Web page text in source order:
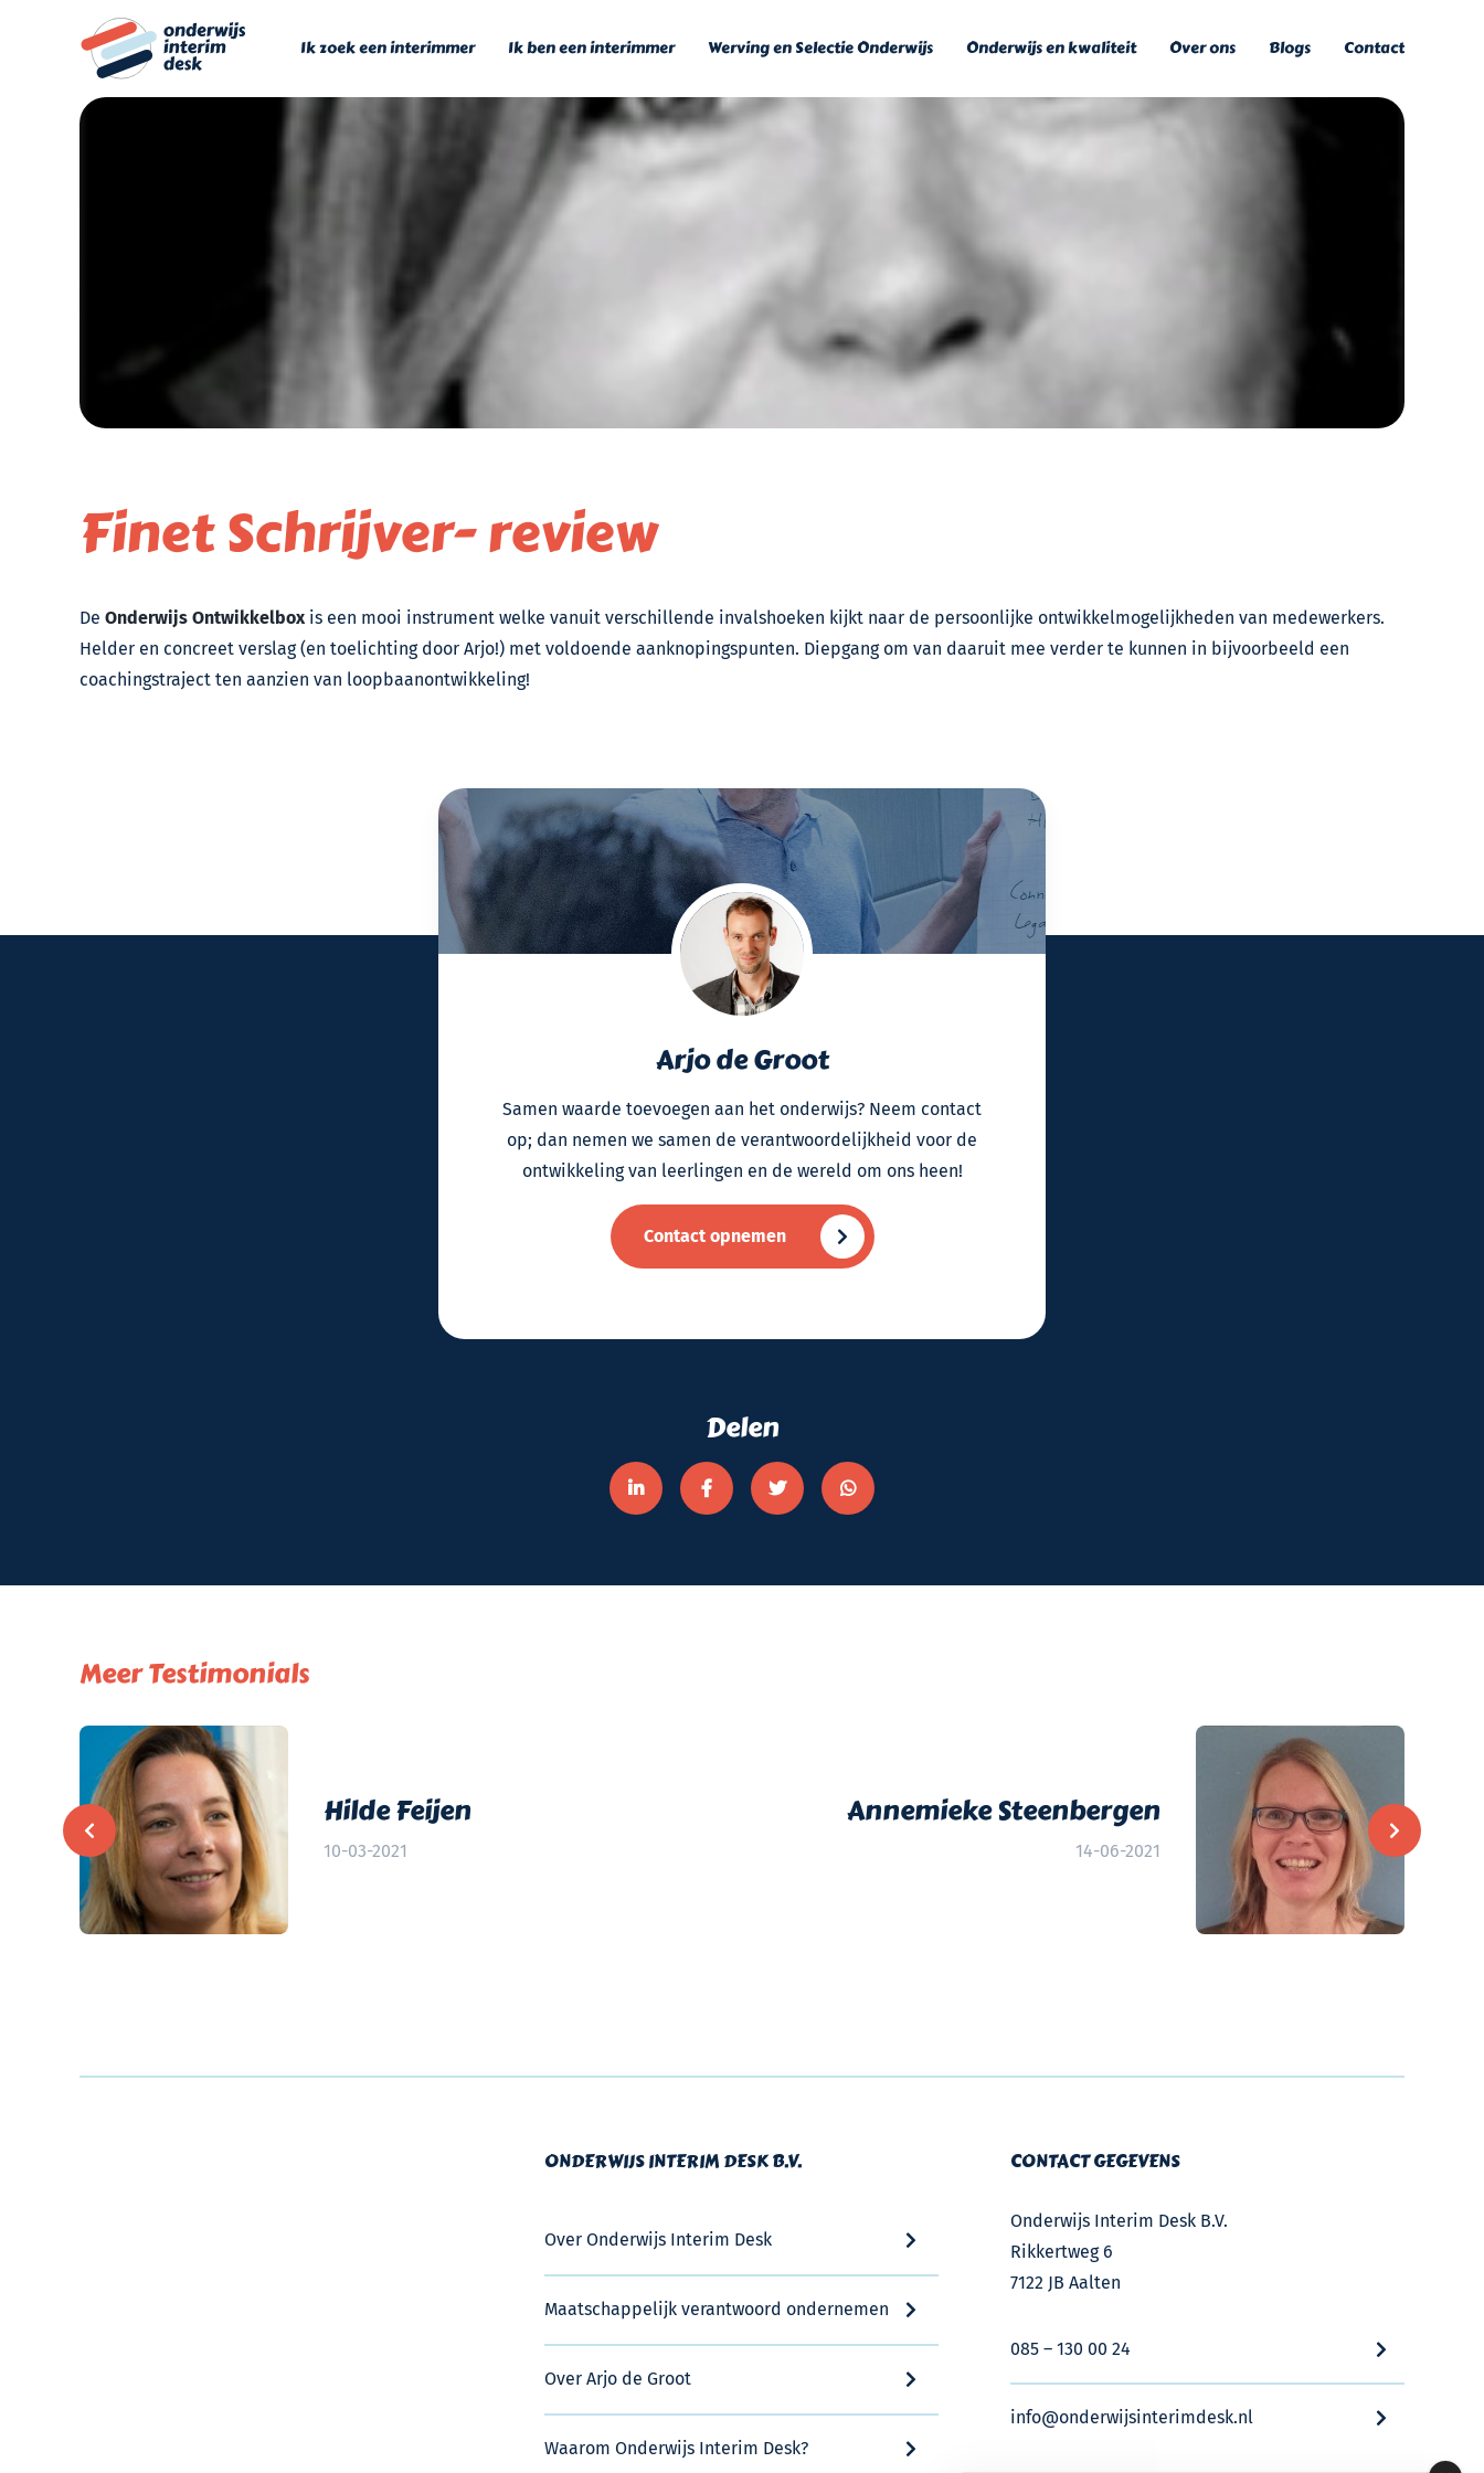
Ik zoek een interimmer Ik ben een interimmer Werving en Selectie Onderwijs Onderwijs en kwaliteit Over ons Blogs Contact
Finet Schrijver- review
De Onderwijs Ontwikkelboxis een mooi instrument welke vanuit verschillende invalshoeken kijkt naar de persoonlijke ontwikkelmogelijkheden van medewerkers.
Helder en concreet verslag (en toelichting door Arjo!) met voldoende aanknopingspunten. Diepgang om van daaruit mee verder te kunnen in bijvoorbeeld een
coachingstraject ten aanzien van loopbaanontwikkeling!
Arjo de Groot
Samen waarde toevoegen aan het onderwijs? Neem contact
op; dan nemen we samen de verantwoordelijkheid voor de
ontwikkeling van leerlingen en de wereld om ons heen!
Contact opnemen
Delen
Meer Testimonials
Hilde Feijen
10-03-2021
Annemieke Steenbergen
14-06-2021
ONDERWIJS INTERIM DESK B.V.
Over Onderwijs Interim Desk
Maatschappelijk verantwoord ondernemen
Over Arjo de Groot
Waarom Onderwijs Interim Desk?
CONTACT GEGEVENS
Onderwijs Interim Desk B.V.
Rikkertweg 6
7122 JB Aalten
085 – 130 00 24
info@onderwijsinterimdesk.nl